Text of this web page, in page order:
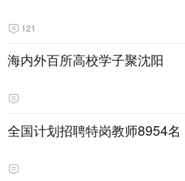
121
海内外百所高校学子聚沈阳
全国计划招聘特岗教师8954名